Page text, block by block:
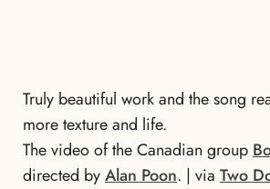
Truly beautiful work and the song
more texture and life.
The video of the Canadian group
directed byAlan Poon. | via Two